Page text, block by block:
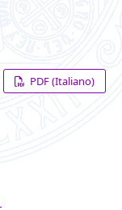
PDF (Italiano)